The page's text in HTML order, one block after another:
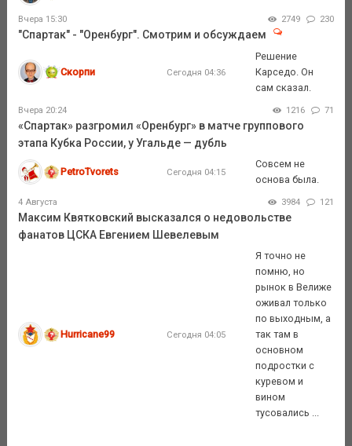
Вчера 15:30 2749 230
"Спартак" - "Оренбург". Смотрим и обсуждаем
Скорпи Сегодня 04:36
Решение
Карседо. Он
сам сказал.
Вчера 20:24 1216 71
«Спартак» разгромил «Оренбург» в матче группового
этапа Кубка России, у Угальде — дубль
PetroTvorets Сегодня 04:15
Совсем не
основа была.
4 Августа 3984 121
Максим Квятковский высказался о недовольстве
фанатов ЦСКА Евгением Шевелевым
Hurricane99 Сегодня 04:05
Я точно не
помню, но
рынок в Велиже
оживал только
по выходным, а
так там в
основном
подростки с
куревом и
вином
тусовались ...